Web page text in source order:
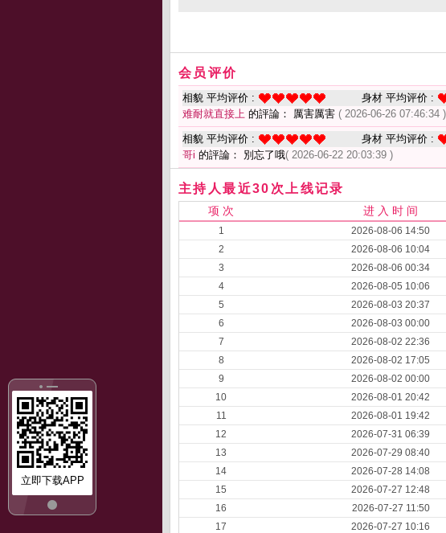
立即下载APP
会员评价
相貌 平均评价 : 身材 平均评价 :
难耐就直接上 的評論： 厲害厲害 ( 2026-06-26 07:46:34 )
相貌 平均评价 : 身材 平均评价 :
哥i 的評論： 別忘了哦( 2026-06-22 20:03:39 )
主持人最近30次上线记录
项 次 进 入 时 间
1 2026-08-06 14:50
2
2026-08-06 10:04
3
2026-08-06 00:34
4
2026-08-05 10:06
5
2026-08-03 20:37
6
2026-08-03 00:00
7
2026-08-02 22:36
8
2026-08-02 17:05
9
2026-08-02 00:00
10
2026-08-01 20:42
11
2026-08-01 19:42
12
2026-07-31 06:39
13
2026-07-29 08:40
14
2026-07-28 14:08
15
2026-07-27 12:48
16
2026-07-27 11:50
17
2026-07-27 10:16